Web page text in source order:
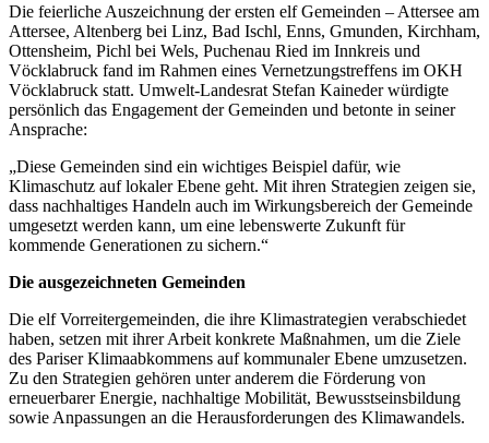
Die feierliche Auszeichnung der ersten elf Gemeinden – Attersee am
Attersee, Altenberg bei Linz, Bad Ischl, Enns, Gmunden, Kirchham,
Ottensheim, Pichl bei Wels, Puchenau Ried im Innkreis und
Vöcklabruck fand im Rahmen eines Vernetzungstreffens im OKH
Vöcklabruck statt. Umwelt-Landesrat Stefan Kaineder würdigte
persönlich das Engagement der Gemeinden und betonte in seiner
Ansprache:
„Diese Gemeinden sind ein wichtiges Beispiel dafür, wie
Klimaschutz auf lokaler Ebene geht. Mit ihren Strategien zeigen sie,
dass nachhaltiges Handeln auch im Wirkungsbereich der Gemeinde
umgesetzt werden kann, um eine lebenswerte Zukunft für
kommende Generationen zu sichern.“
Die ausgezeichneten Gemeinden
Die elf Vorreitergemeinden, die ihre Klimastrategien verabschiedet
haben, setzen mit ihrer Arbeit konkrete Maßnahmen, um die Ziele
des Pariser Klimaabkommens auf kommunaler Ebene umzusetzen.
Zu den Strategien gehören unter anderem die Förderung von
erneuerbarer Energie, nachhaltige Mobilität, Bewusstseinsbildung
sowie Anpassungen an die Herausforderungen des Klimawandels.